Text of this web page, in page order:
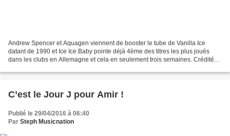
Andrew Spencer et Aquagen viennent de booster le tube de Vanilla Ice
datant de 1990 et Ice Ice Baby pointe déjà 4ème des titres les plus joués
dans les clubs en Allemagne et cela en seulement trois semaines. Créditée
C’est le Jour J pour Amir !
Publié le 29/04/2016 à 06:40
Par Steph Musicnation